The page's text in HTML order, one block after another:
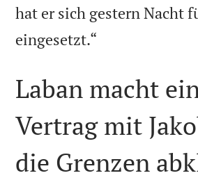
hat er sich gestern Nacht
eingesetzt.“
Laban macht
Vertrag mit
die Grenzen